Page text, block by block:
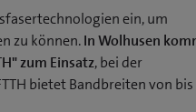
ein, um
zu können.In Wolhusen
zum Einsatz, bei der
bietet Bandbreiten von bis